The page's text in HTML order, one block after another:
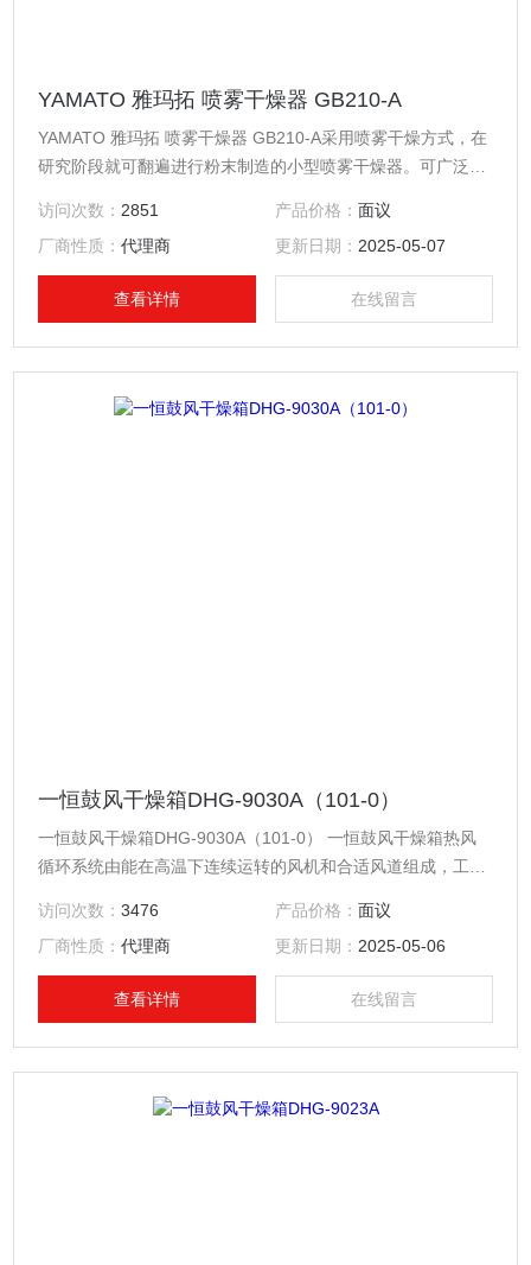
YAMATO 雅玛拓 喷雾干燥器 GB210-A
YAMATO 雅玛拓 喷雾干燥器 GB210-A采用喷雾干燥方式，在
研究阶段就可翻遍进行粉末制造的小型喷雾干燥器。可广泛应
访问次数： 2851 产品价格： 面议
厂商性质：代理商 更新日期： 2025-05-07
查看详情 在线留言
一恒鼓风干燥箱DHG-9030A（101-0）
一恒鼓风干燥箱DHG-9030A（101-0） 一恒鼓风干燥箱热风
循环系统由能在高温下连续运转的风机和合适风道组成，工作
访问次数：3476 产品价格： 面议
厂商性质：代理商 更新日期： 2025-05-06
查看详情 在线留言